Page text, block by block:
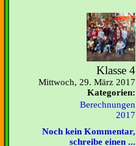
Klasse 4
Mittwoch, 29. März 2017
Kategorien:
Berechnungen
2017
Noch kein Kommentar,
schreibe einen ...